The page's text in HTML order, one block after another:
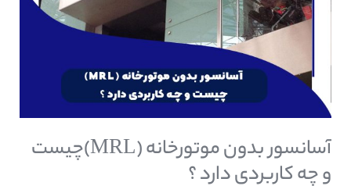
آسانسور بدون موتورخانه (MRL)چیست
و چه کاربردی دارد ؟